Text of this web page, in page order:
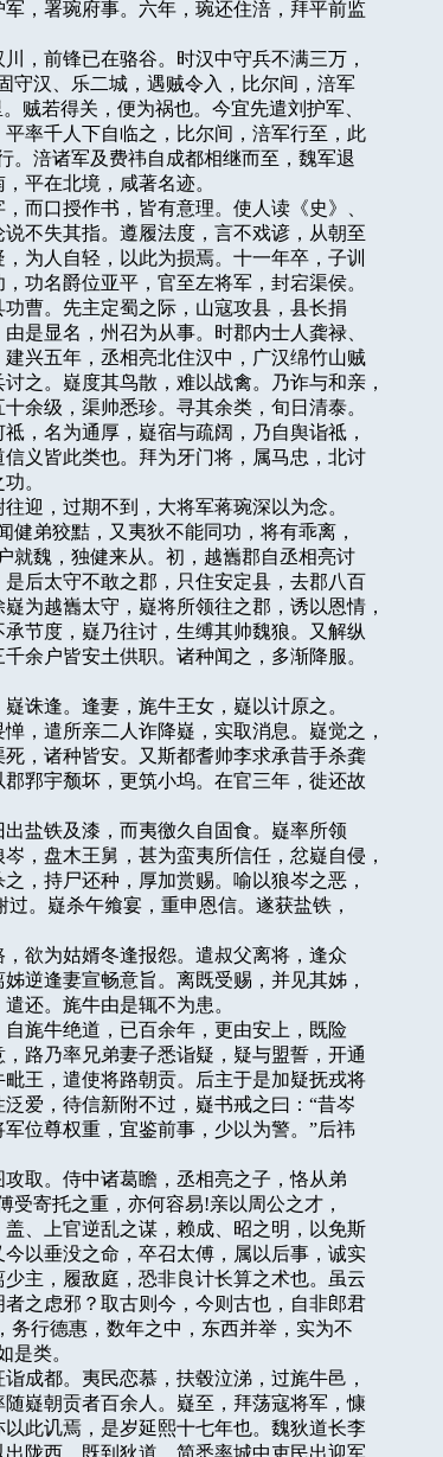
，署琬府事。六年，琬还住涪，拜平前监
，前锋已在骆谷。时汉中守兵不满三万，
守汉、乐二城，遇贼令入，比尔间，涪军
贼若得关，便为祸也。今宜先遣刘护军、
率千人下自临之，比尔间，涪军行至，此
。涪诸军及费祎自成都相继而至，魏军退
平在北境，咸著名迹。
而口授作书，皆有意理。使人读《史》、
不失其指。遵履法度，言不戏谚，从朝至
为人自轻，以此为损焉。十一年卒，子训
功名爵位亚平，官至左将军，封宕渠侯。
功曹。先主定蜀之际，山寇攻县，县长捐
是显名，州召为从事。时郡内士人龚禄、
兴五年，丞相亮北住汉中，广汉绵竹山贼
之。嶷度其鸟散，难以战禽。乃诈与和亲，
余级，渠帅悉珍。寻其余类，旬日清泰。
，名为通厚，嶷宿与疏阔，乃自舆诣祗，
义皆此类也。拜为牙门将，属马忠，北讨
。
迎，过期不到，大将军蒋琬深以为念。
健弟狡黠，又夷狄不能同功，将有乖离，
就魏，独健来从。初，越巂郡自丞相亮讨
后太守不敢之郡，只住安定县，去郡八百
为越巂太守，嶷将所领往之郡，诱以恩情，
节度，嶷乃往讨，生缚其帅魏狼。又解纵
余户皆安土供职。诸种闻之，多渐降服。
诛逢。逢妻，旄牛王女，嶷以计原之。
，遣所亲二人诈降嶷，实取消息。嶷觉之，
，诸种皆安。又斯都耆帅李求承昔手杀龚
郛宇颓坏，更筑小坞。在官三年，徙还故
出盐铁及漆，而夷徼久自固食。嶷率所领
，盘木王舅，甚为蛮夷所信任，忿嶷自侵，
，持尸还种，厚加赏赐。喻以狼岑之恶，
。嶷杀午飨宴，重申恩信。遂获盐铁，
，欲为姑婿冬逢报怨。遣叔父离将，逢众
逆逢妻宣畅意旨。离既受赐，并见其姊，
还。旄牛由是辄不为患。
自旄牛绝道，已百余年，更由安上，既险
路乃率兄弟妻子悉诣疑，疑与盟誓，开通
王，遣使将路朝贡。后主于是加疑抚戎将
爱，待信新附不过，嶷书戒之曰：“昔岑
位尊权重，宜鉴前事，少以为警。”后祎
攻取。侍中诸葛瞻，丞相亮之子，恪从弟
受寄托之重，亦何容易!亲以周公之才，
、上官逆乱之谋，赖成、昭之明，以免斯
以垂没之命，卒召太傅，属以后事，诚实
主，履敌庭，恐非良计长算之术也。虽云
之虑邪？取古则今，今则古也，自非郎君
行德惠，数年之中，东西并举，实为不
是类。
成都。夷民恋慕，扶毂泣涕，过旄牛邑，
嶷朝贡者百余人。嶷至，拜荡寇将军，慷
此讥焉，是岁延熙十七年也。魏狄道长李
陇西。既到狄道，简悉率城中吏民出迎军。